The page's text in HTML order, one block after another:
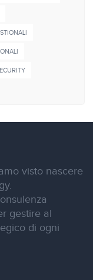
visto nascere
gestire al
di ogni